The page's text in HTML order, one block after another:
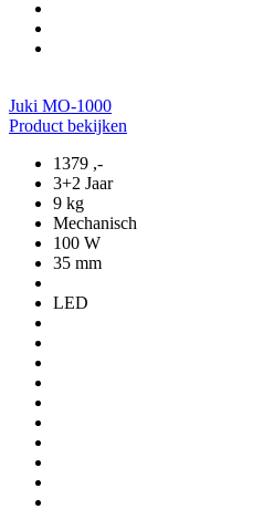
Juki MO-1000
Product bekijken
1379 ,-
3+2 Jaar
9 kg
Mechanisch
100 W
35 mm
LED